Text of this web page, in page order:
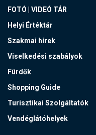
FOTÓ | VIDEÓ TÁR
Helyi Értéktár
Szakmai hírek
Viselkedési szabályok
Fürdők
Shopping Guide
Turisztikai Szolgáltatók
Vendéglátóhelyek